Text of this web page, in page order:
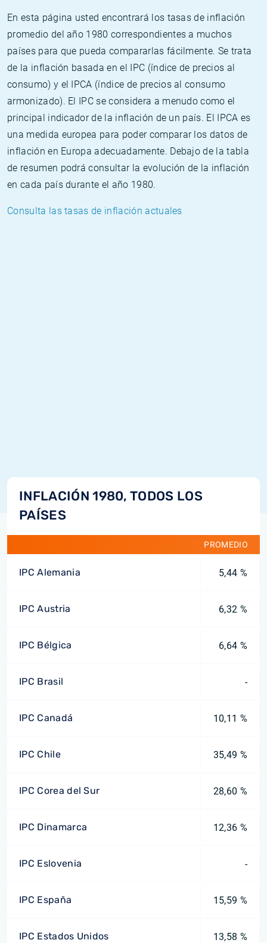
En esta página usted encontrará los tasas de inflación
promedio del año 1980 correspondientes a muchos
países para que pueda compararlas fácilmente. Se trata
de la inflación basada en el IPC (índice de precios al
consumo) y el IPCA (índice de precios al consumo
armonizado). El IPC se considera a menudo como el
principal indicador de la inflación de un país. El IPCA es
una medida europea para poder comparar los datos de
inflación en Europa adecuadamente. Debajo de la tabla
de resumen podrá consultar la evolución de la inflación
en cada país durante el año 1980.
Consulta las tasas de inflación actuales
INFLACIÓN 1980, TODOS LOS
PAÍSES
PROMEDIO
IPC Alemania 5,44 %
IPC Austria 6,32 %
IPC Bélgica 6,64 %
IPC Brasil -
IPC Canadá 10,11 %
IPC Chile 35,49 %
IPC Corea del Sur 28,60 %
IPC Dinamarca 12,36 %
IPC Eslovenia -
IPC España 15,59 %
IPC Estados Unidos 13,58 %